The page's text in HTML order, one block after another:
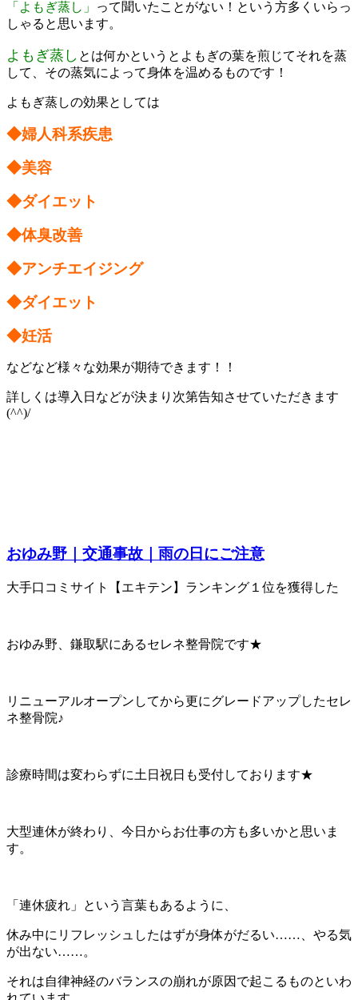
「よもぎ蒸し」
って聞いたことがない！という方多くいらっ
しゃると思います。
よもぎ蒸し とは何かというとよもぎの葉を煎じてそれを蒸
して、その蒸気によって身体を温めるものです！
よもぎ蒸しの効果としては
◆婦人科系疾患
◆美容
◆ダイエット
◆体臭改善
◆アンチエイジング
◆ダイエット
◆妊活
などなど様々な効果が期待できます！！
詳しくは導入日などが決まり次第告知させていただきます
(^^)/
おゆみ野｜交通事故｜雨の日にご注意
大手口コミサイト【エキテン】ランキング１位を獲得した
おゆみ野、鎌取駅にあるセレネ整骨院です★
リニューアルオープンしてから更にグレードアップしたセレ
ネ整骨院♪
診療時間は変わらずに土日祝日も受付しております★
大型連休が終わり、今日からお仕事の方も多いかと思いま
す。
「連休疲れ」という言葉もあるように、
休み中にリフレッシュしたはずが身体がだるい……、やる気
が出ない……。
それは自律神経のバランスの崩れが原因で起こるものといわ